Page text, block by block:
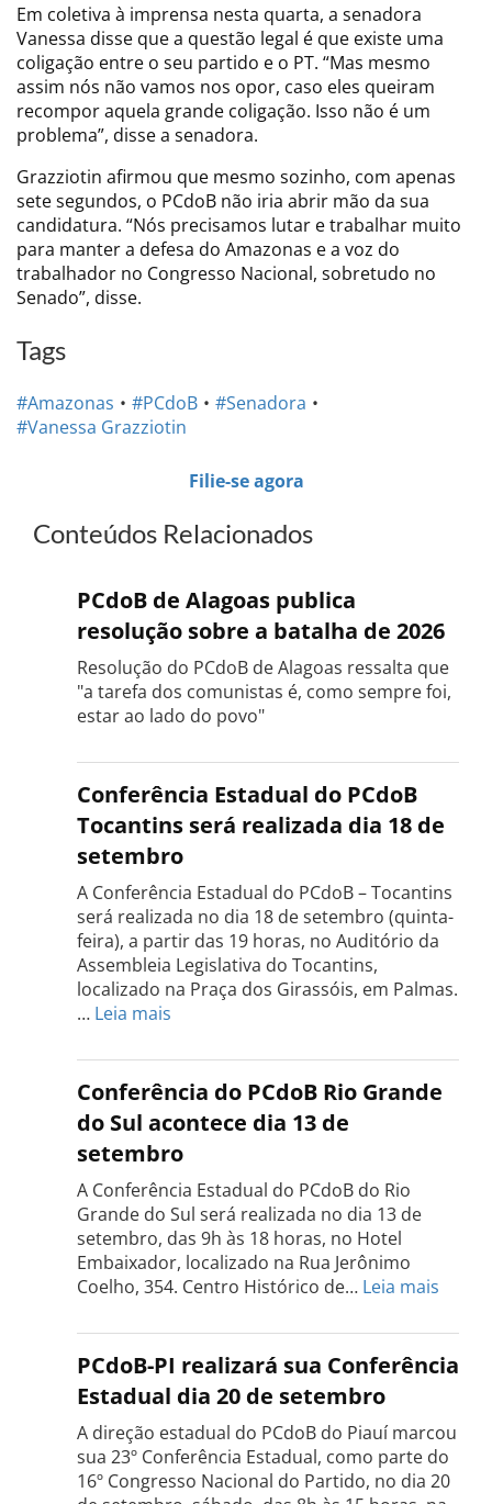
Em coletiva à imprensa nesta quarta, a senadora
Vanessa disse que a questão legal é que existe uma
coligação entre o seu partido e o PT. “Mas mesmo
assim nós não vamos nos opor, caso eles queiram
recompor aquela grande coligação. Isso não é um
problema”, disse a senadora.
Grazziotin afirmou que mesmo sozinho, com apenas
sete segundos, o PCdoB não iria abrir mão da sua
candidatura. “Nós precisamos lutar e trabalhar muito
para manter a defesa do Amazonas e a voz do
trabalhador no Congresso Nacional, sobretudo no
Senado”, disse.
Tags
#Amazonas #PCdoB
#Senadora
#Vanessa Grazziotin
Filie-se agora
Conteúdos Relacionados
PCdoB de Alagoas publica
resolução sobre a batalha de 2026
Resolução do PCdoB de Alagoas ressalta que
"a tarefa dos comunistas é, como sempre foi,
estar ao lado do povo"
Conferência Estadual do PCdoB
Tocantins será realizada dia 18 de
setembro
A Conferência Estadual do PCdoB – Tocantins
será realizada no dia 18 de setembro (quinta-
feira), a partir das 19 horas, no Auditório da
Assembleia Legislativa do Tocantins,
localizado na Praça dos Girassóis, em Palmas.
… Leia mais
Estadual
do
PCdoB
Tocantins
será
realizada
dia
18
de
setembro
Conferência do PCdoB Rio Grande
do Sul acontece dia 13 de
setembro
A Conferência Estadual do PCdoB do Rio
Grande do Sul será realizada no dia 13 de
setembro, das 9h às 18 horas, no Hotel
Embaixador, localizado na Rua Jerônimo
Coelho, 354. Centro Histórico de… Leia mais
do
PCdoB
Rio
do
Sul
PCdoB-PI realizará sua Conferência
Estadual dia 20 de setembro
A direção estadual do PCdoB do Piauí marcou
sua 23º Conferência Estadual, como parte do
16º Congresso Nacional do Partido, no dia 20